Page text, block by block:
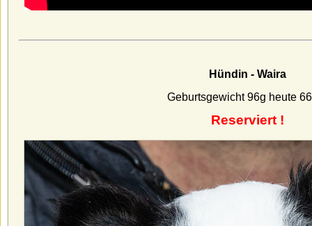
Hündin - Waira
Geburtsgewicht 96g heute
Reserviert !